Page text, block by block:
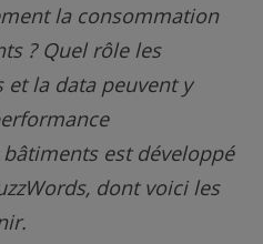
la consommation
? Quel rôle les
la data peuvent y
est développé
dont voici les